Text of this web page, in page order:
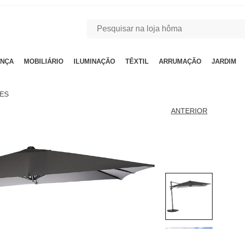
MOBILIÁRIO ILUMINAÇÃO TÊXTIL ARRUMAÇÃO JARDIM
ANTERIOR